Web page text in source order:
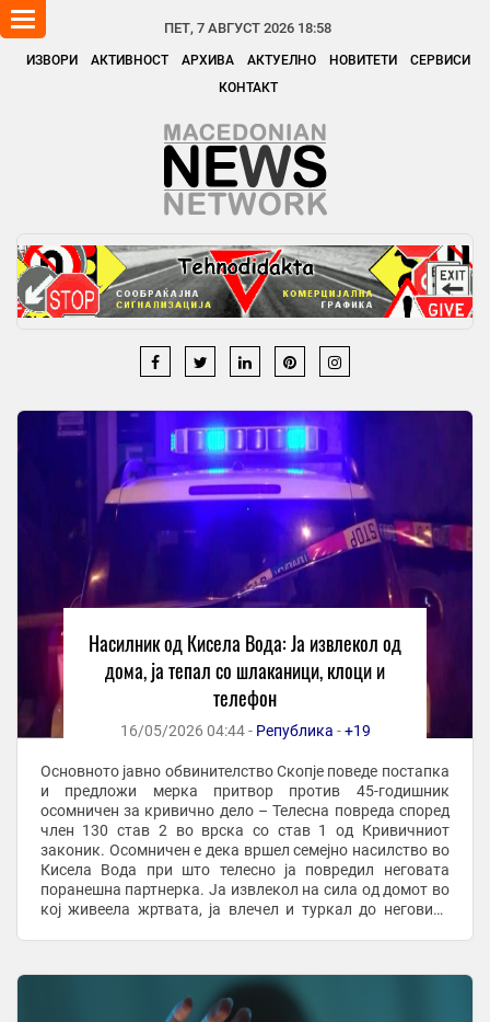
ПЕТ, 7 АВГУСТ 2026 18:58
ИЗВОРИ АКТИВНОСТ АРХИВА АКТУЕЛНО НОВИТЕТИ
СЕРВИСИ
КОНТАКТ
Toggle
navigation
Насилник од Кисела Вода: Ја извлекол од
дома, ја тепал со шлаканици, клоци и
телефон
16/05/2026 04:44 - Република -+19
Основното јавно обвинителство Скопје поведе постапка
и предложи мерка притвор против 45-годишник
осомничен за кривично дело – Телесна повреда според
член 130 став 2 во врска со став 1 од Кривичниот
законик. Осомничен е дека вршел семејно насилство во
Кисела Вода при што телесно ја повредил неговата
поранешна партнерка. Ја извлекол на сила од домот во
кој живеела жртвата, ја влечел и туркал до неговиот